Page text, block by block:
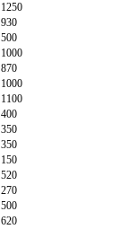
1250
930
500
1000
870
1000
1100
400
350
350
150
520
270
500
620